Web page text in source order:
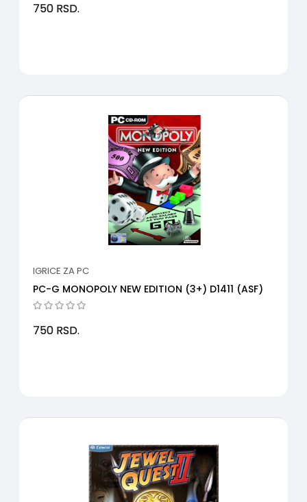
750 RSD.
IGRICE ZA PC
PC-G MONOPOLY NEW EDITION (3+) D1411 (ASF)
750 RSD.